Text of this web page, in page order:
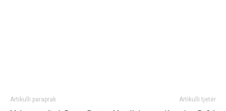
Artikulli paraprak Artikulli tjetër